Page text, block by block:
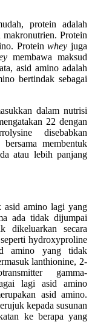
protein adalah
makronutrien. Protein
Proteinwhey juga
membawa maksud
asid amino adalah
bertindak sebagai
dalam nutrisi
22 dengan
disebabkan
membentuk
atau lebih panjang
asid amino lagi yang
ada tidak dijumpai
dikeluarkan secara
hydroxyproline
amino yang tidak
lanthionine, 2-
gamma-
lagi asid amino
asid amino.
kepada susunan
ke berapa yang